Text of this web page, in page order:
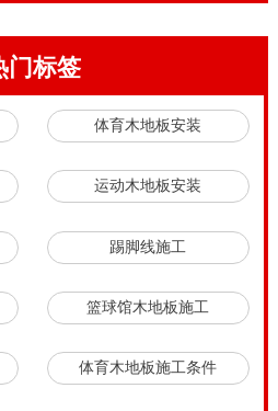
门标签
体育木地板安装
运动木地板安装
踢脚线施工
篮球馆木地板施工
体育木地板施工条件